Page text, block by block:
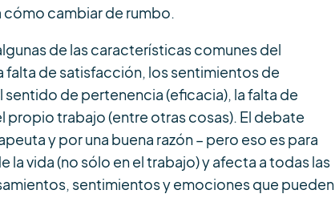
cambiar de rumbo.
de las características comunes del
falta de satisfacción, los sentimientos de
de pertenencia (eficacia), la falta de
propio trabajo (entre otras cosas). El debate
y por una buena razón – pero eso es para
vida (no sólo en el trabajo) y afecta a todas las
sentimientos y emociones que pueden